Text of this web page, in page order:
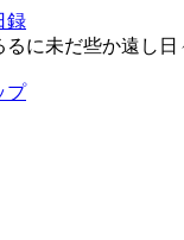
録
るに未だ些か遠し
プ